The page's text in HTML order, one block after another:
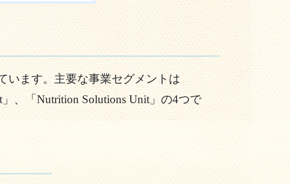
います。主要な事業セグメントは
」、「Nutrition Solutions Unit」の4つで